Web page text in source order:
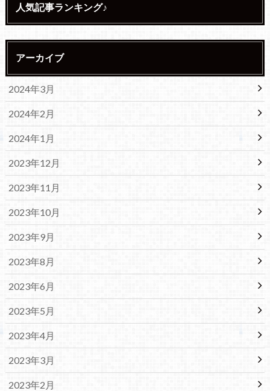
人気記事ランキング♪
アーカイブ
2024年3月
2024年2月
2024年1月
2023年12月
2023年11月
2023年10月
2023年9月
2023年8月
2023年6月
2023年5月
2023年4月
2023年3月
2023年2月